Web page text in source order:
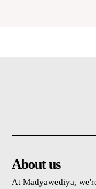
About us
At Madyawediya,